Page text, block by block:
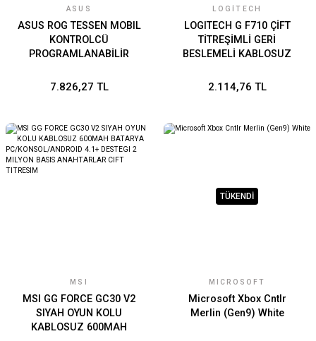
ASUS
ASUS ROG TESSEN MOBIL
KONTROLCÜ
PROGRAMLANABİLİR
PEDALLAR ROG BUTONU
JOYSTICKLER 18W ŞARJ
RGB MOBİL OYUN
KONTROLCÜSÜ
7.826,27 TL
LOGITECH
LOGITECH G F710 ÇİFT
TİTREŞİMLİ GERİ
BESLEMELİ KABLOSUZ
2.114,76 TL
MSI
MSI GG FORCE GC30 V2
SIYAH OYUN KOLU
KABLOSUZ 600MAH
TÜKENDİ
MICROSOFT
Microsoft Xbox Cntlr
Merlin (Gen9) White